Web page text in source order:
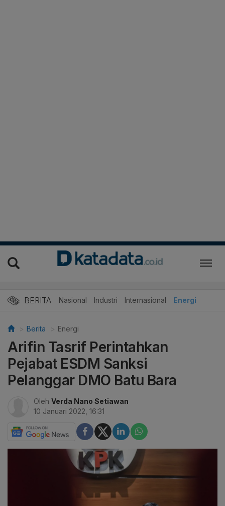
BERITA Nasional Industri Internasional Energi
Berita Energi
Arifin Tasrif Perintahkan
Pejabat ESDM Sanksi
Pelanggar DMO Batu Bara
Oleh Verda Nano Setiawan
10 Januari 2022, 16:31